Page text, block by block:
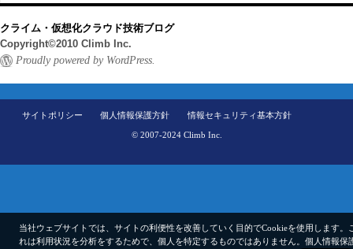
クライム・仮想化クラウド技術ブログ
Copyright©2010 Climb Inc.
Proudly powered by WordPress.
サイトポリシー 個人情報保護方針 情報セキュリティ基本方針
© 2007-2024 Climb Inc.
当社ウェブサイトでは、サイトの利便性を改善していく目的でCookieを使用します。
れは利用状況を分析をするためで、個人を特定するものではありません。 個人情報保